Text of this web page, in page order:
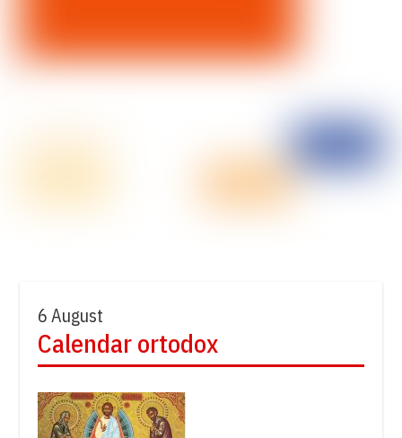
6 August
Calendar ortodox